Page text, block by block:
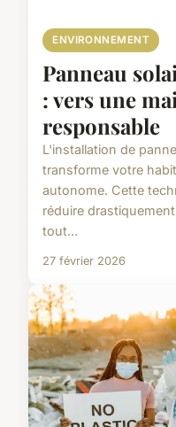
ENVIRONNEMENT
Panneau
: vers une
responsable
L'installation de
transforme votre
autonome. Cette
réduire
tout...
27 février 2026